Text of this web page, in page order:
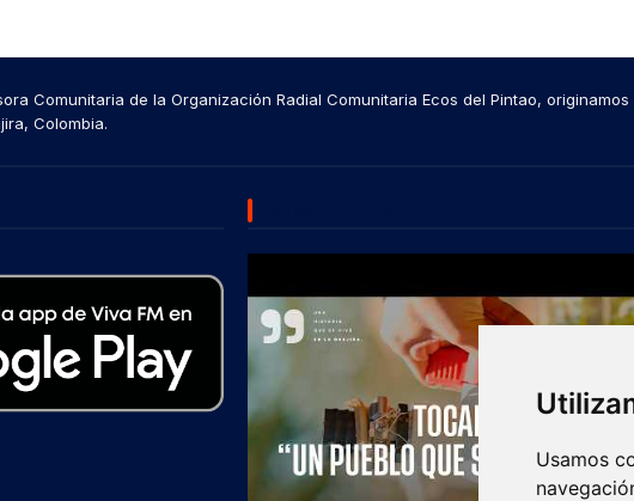
Usamos
Comunitaria de la Organización Radial Comunitaria Ecos del Pintao,
Colombia.